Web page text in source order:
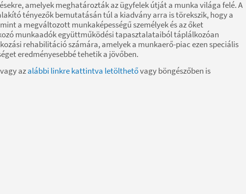
amelyek meghatározták az ügyfelek útját a munka világa felé. A
tényezők bemutatásán túl a kiadvány arra is törekszik, hogy a
a megváltozott munkaképességű személyek és az őket
munkaadók együttműködési tapasztalataiból táplálkozóan
rehabilitáció számára, amelyek a munkaerő-piac ezen speciális
eredményesebbé tehetik a jövőben.
azalábbi linkre kattintva letölthetővagy böngészőben is